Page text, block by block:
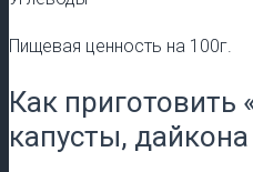
Пищевая ценность на 100г.
Как приготовить
капусты,